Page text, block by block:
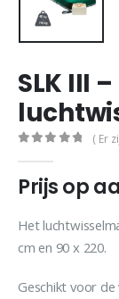
SLK III –
( Er
Prijs op
Het
cm en 90 x 220.
Geschikt voor